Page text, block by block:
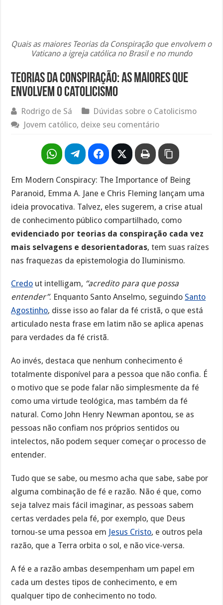
Quais as maiores Teorias da Conspiração que envolvem o
Vaticano a igreja católica no Brasil e no mundo
Teorias da conspiração: As maiores que
envolvem o catolicismo
Rodrigo de Sá
Dúvidas sobre o Catolicismo
Jovem católico, deixe seu comentário
Em Modern Conspiracy: The Importance of Being
Paranoid, Emma A. Jane e Chris Fleming lançam uma
ideia provocativa. Talvez, eles sugerem, a crise atual
de conhecimento público compartilhado, como
evidenciado por teorias da conspiração cada vez
mais selvagens e desorientadoras, tem suas raízes
nas fraquezas da epistemologia do Iluminismo.
Credo ut intelligam, “acredito para que possa
entender”. Enquanto Santo Anselmo, seguindo Santo
Agostinho, disse isso ao falar da fé cristã, o que está
articulado nesta frase em latim não se aplica apenas
para verdades da fé cristã.
Ao invés, destaca que nenhum conhecimento é
totalmente disponível para a pessoa que não confia. É
o motivo que se pode falar não simplesmente da fé
como uma virtude teológica, mas também da fé
natural. Como John Henry Newman apontou, se as
pessoas não confiam nos próprios sentidos ou
intelectos, não podem sequer começar o processo de
entender.
Tudo que se sabe, ou mesmo acha que sabe, sabe por
alguma combinação de fé e razão. Não é que, como
seja talvez mais fácil imaginar, as pessoas sabem
certas verdades pela fé, por exemplo, que Deus
tornou-se uma pessoa em Jesus Cristo, e outros pela
razão, que a Terra orbita o sol, e não vice-versa.
A fé e a razão ambas desempenham um papel em
cada um destes tipos de conhecimento, e em
qualquer tipo de conhecimento no todo.